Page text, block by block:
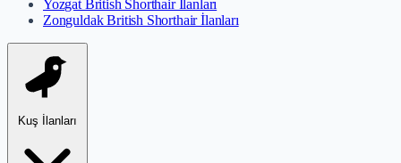
Yozgat British Shorthair İlanları
Zonguldak British Shorthair İlanları
Kuş İlanları